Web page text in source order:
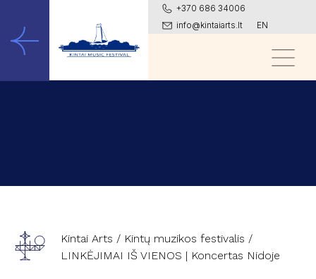
+370 686 34006
info@kintaiarts.lt
EN
Kintai Arts / Kintų muzikos festivalis /
LINKĖJIMAI IŠ VIENOS | Koncertas Nidoje